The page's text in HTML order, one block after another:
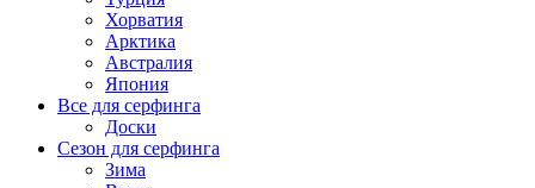
Хорватия
Арктика
Австралия
Япония
Все для серфинга
Доски
Сезон для серфинга
Зима